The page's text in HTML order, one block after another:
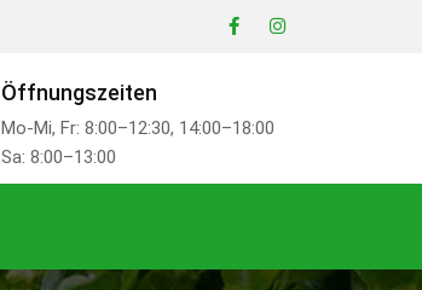
Öffnungszeiten
Mo-Mi, Fr: 8:00–12:30, 14:00–18:00
Sa: 8:00–13:00